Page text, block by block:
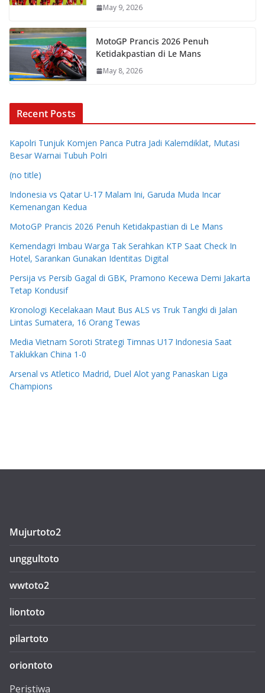
May 9, 2026
MotoGP Prancis 2026 Penuh
Ketidakpastian di Le Mans
May 8, 2026
Recent Posts
Kapolri Tunjuk Komjen Panca Putra Jadi Kalemdiklat, Mutasi
Besar Warnai Tubuh Polri
(no title)
Indonesia vs Qatar U-17 Malam Ini, Garuda Muda Incar
Kemenangan Kedua
MotoGP Prancis 2026 Penuh Ketidakpastian di Le Mans
Kemendagri Imbau Warga Tak Serahkan KTP Saat Check In
Hotel, Sarankan Gunakan Identitas Digital
Persija vs Persib Gagal di GBK, Pramono Kecewa Demi Jakarta
Tetap Kondusif
Kronologi Kecelakaan Maut Bus ALS vs Truk Tangki di Jalan
Lintas Sumatera, 16 Orang Tewas
Media Vietnam Soroti Strategi Timnas U17 Indonesia Saat
Taklukkan China 1-0
Arsenal vs Atletico Madrid, Duel Alot yang Panaskan Liga
Champions
Mujurtoto2
unggultoto
wwtoto2
liontoto
pilartoto
oriontoto
Peristiwa